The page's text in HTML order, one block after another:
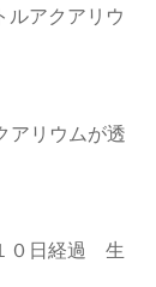
ルアクアリウ
アリウムが透
０日経過 生